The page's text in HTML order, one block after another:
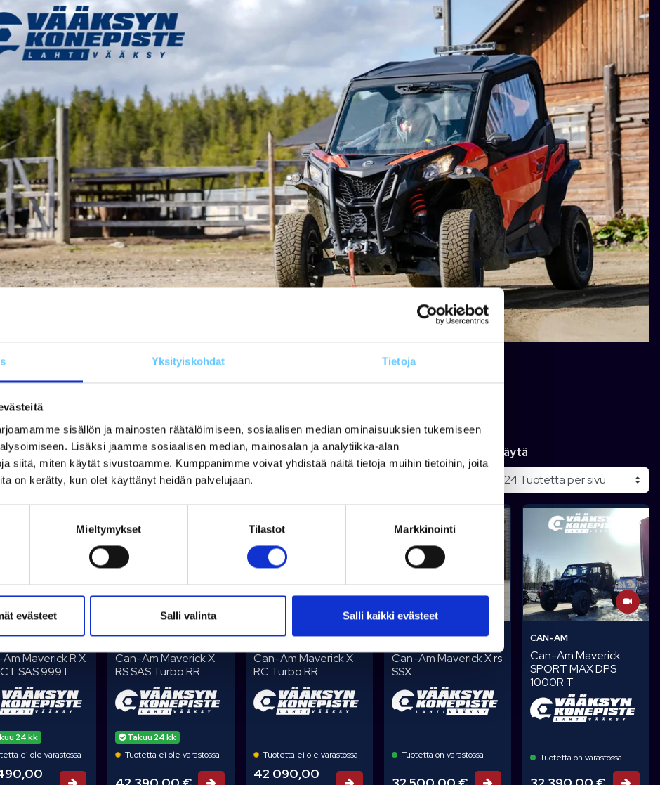
Yksityiskohdat Tietoja
sisällön ja mainosten räätälöimiseen, sosiaalisen median ominaisuuksien tukemiseen
Lisäksi jaamme sosiaalisen median, mainosalan ja analytiikka-alan
siitä, miten käytät sivustoamme. Kumppanimme voivat yhdistää näitä tietoja muihin tietoihin, joita
on kerätty, kun olet käyttänyt heidän palvelujaan.
Mieltymykset Tilastot Markkinointi
evästeet Salli valinta Salli kaikki evästeet
hakusana
Valmistaja Järjestele Näytä
Maverick R X
SAS 999T
24 kk
ei ole varastossa
CAN-AM
Can-Am Maverick X
RS SAS Turbo RR
Takuu 24 kk
Tuotetta ei ole varastossa
CAN-AM
Can-Am Maverick X
RC Turbo RR
Tuotetta ei ole varastossa
42 090,00
CAN-AM
Can-Am Maverick X rs
SSX
Tuotetta on varastossa
CAN-AM
Can-Am Maverick
SPORT MAX DPS
1000R T
Tuotetta on varastossa